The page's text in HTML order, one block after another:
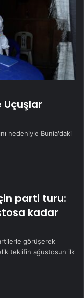
Uçuşlar
nedeniyle Bunia'daki
parti turu:
kadar
görüşerek
teklifin ağustosun ilk